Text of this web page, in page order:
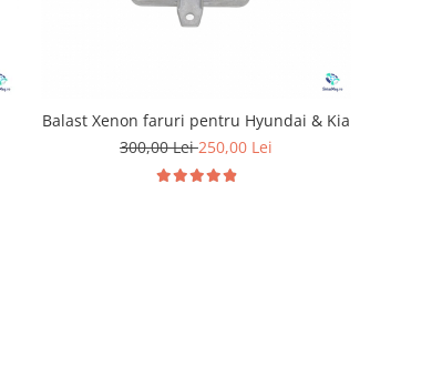
Balast Xenon faruri pentru Hyundai & Kia
300,00 Lei250,00 Lei